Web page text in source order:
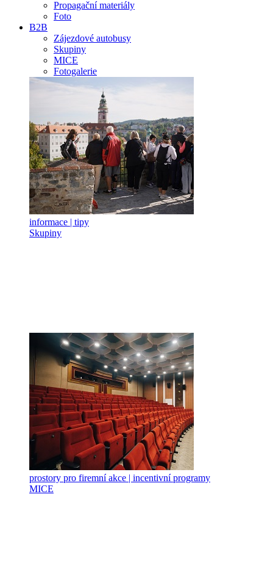
Propagační materiály
Foto
B2B
Zájezdové autobusy
Skupiny
MICE
Fotogalerie
informace | tipy
Skupiny
prostory pro firemní akce | incentivní programy
MICE